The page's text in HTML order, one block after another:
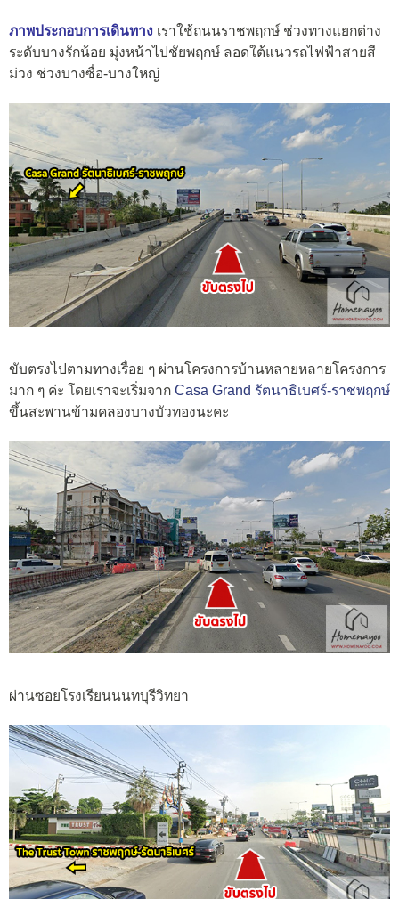
ภาพประกอบการเดินทาง เราใช้ถนนราชพฤกษ์ ช่วงทางแยกต่าง
ระดับบางรักน้อย มุ่งหน้าไปชัยพฤกษ์ ลอดใต้แนวรถไฟฟ้าสายสี
ม่วง ช่วงบางซื่อ-บางใหญ่
ขับตรงไปตามทางเรื่อย ๆ ผ่านโครงการบ้านหลายหลายโครงการ
มาก ๆ ค่ะ โดยเราจะเริ่มจาก Casa Grand รัตนาธิเบศร์-ราชพฤกษ์
ขึ้นสะพานข้ามคลองบางบัวทองนะคะ
ผ่านซอยโรงเรียนนนทบุรีวิทยา